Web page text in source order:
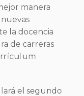
manera
la docencia
de carreras
el segundo